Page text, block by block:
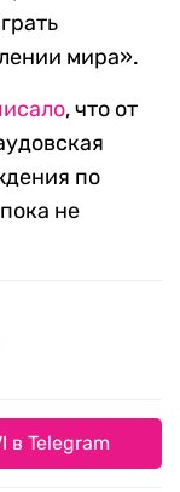
мира».
, что от
по
не
в Telegram